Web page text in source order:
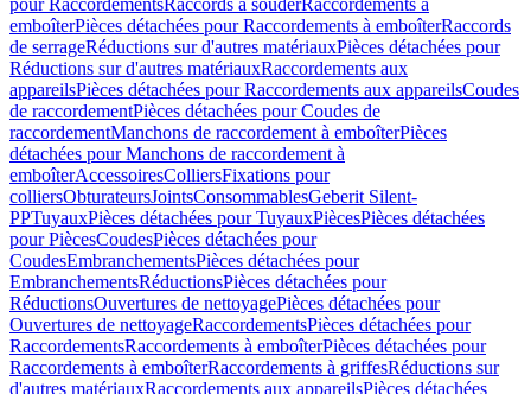
pour RaccordementsRaccords à souderRaccordements à
emboîterPièces détachées pour Raccordements à emboîterRaccords
de serrageRéductions sur d'autres matériauxPièces détachées pour
Réductions sur d'autres matériauxRaccordements aux
appareilsPièces détachées pour Raccordements aux appareilsCoudes
de raccordementPièces détachées pour Coudes de
raccordementManchons de raccordement à emboîterPièces
détachées pour Manchons de raccordement à
emboîterAccessoiresColliersFixations pour
colliersObturateursJointsConsommablesGeberit Silent-
PPTuyauxPièces détachées pour TuyauxPiècesPièces détachées
pour PiècesCoudesPièces détachées pour
CoudesEmbranchementsPièces détachées pour
EmbranchementsRéductionsPièces détachées pour
RéductionsOuvertures de nettoyagePièces détachées pour
Ouvertures de nettoyageRaccordementsPièces détachées pour
RaccordementsRaccordements à emboîterPièces détachées pour
Raccordements à emboîterRaccordements à griffesRéductions sur
d'autres matériauxRaccordements aux appareilsPièces détachées